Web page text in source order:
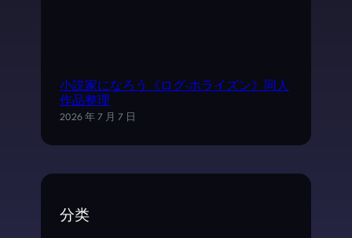
小説家になろう《ログ·ホライズン》同人
作品整理
2026 年 7 月 7 日
分类